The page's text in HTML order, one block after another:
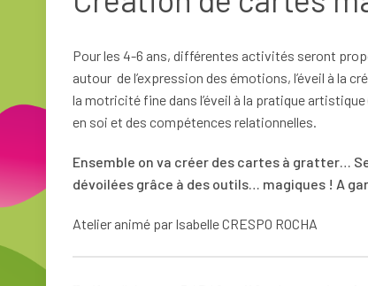
Pour les 4-6 ans, différentes activités seront
autour de l’expression des émotions, l’éveil à la
la motricité fine dans l’éveil à la pratique
en soi et des compétences relationnelles.
Ensemble on va créer des cartes à gratter…
dévoilées grâce à des outils… magiques ! A
Atelier animé par Isabelle CRESPO ROCHA